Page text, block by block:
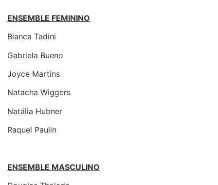
ENSEMBLE FEMININO
Bianca Tadini
Gabriela Bueno
Joyce Martins
Natacha Wiggers
Natália Hubner
Raquel Paulin
ENSEMBLE MASCULINO